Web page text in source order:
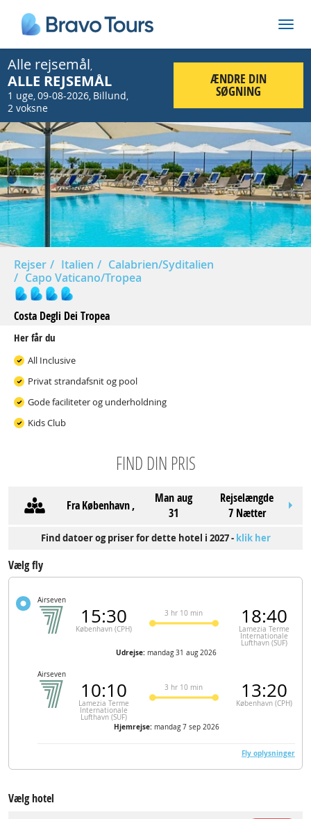
Alle rejsemål,
ALLE REJSEMÅL
1 uge,09-08-2026, Billund,
2 voksne
ÆNDRE DIN
SØGNING
Prev
Rejser Italien
Calabrien/Syditalien
Capo Vaticano/Tropea
Costa Degli Dei Tropea
Her får du
All Inclusive
Privat strandafsnit og pool
Gode faciliteter og underholdning
Kids Club
FIND DIN PRIS
FraKøbenhavn,
man aug
31
Rejselængde
7 Nætter
Find datoer og priser for dette hotel i 2027 - klik her
Vælg fly
Airseven
15:30
København (CPH)
3 hr 10 min 18:40
Lamezia Terme
Internationale
Lufthavn (SUF)
Udrejse: mandag 31 aug 2026
Airseven
10:10
Lamezia Terme
Internationale
Lufthavn (SUF)
3 hr 10 min 13:20
København (CPH)
Hjemrejse: mandag 7 sep 2026
Fly oplysninger
Vælg hotel